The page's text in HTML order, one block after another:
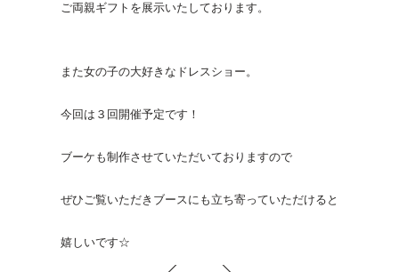
ご両親ギフトを展示いたしております。
また女の子の大好きなドレスショー。
今回は３回開催予定です！
ブーケも制作させていただいておりますので
ぜひご覧いただきブースにも立ち寄っていただけると
嬉しいです☆